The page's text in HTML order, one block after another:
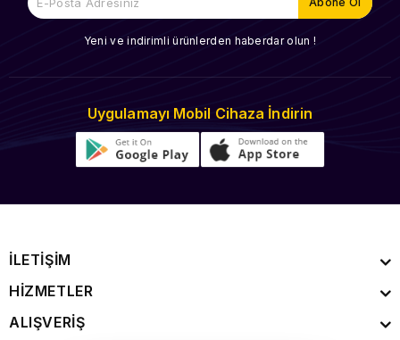
Yeni ve indirimli ürünlerden haberdar olun !
Uygulamayı Mobil Cihaza İndirin
İLETİŞİM
HİZMETLER
ALIŞVERİŞ